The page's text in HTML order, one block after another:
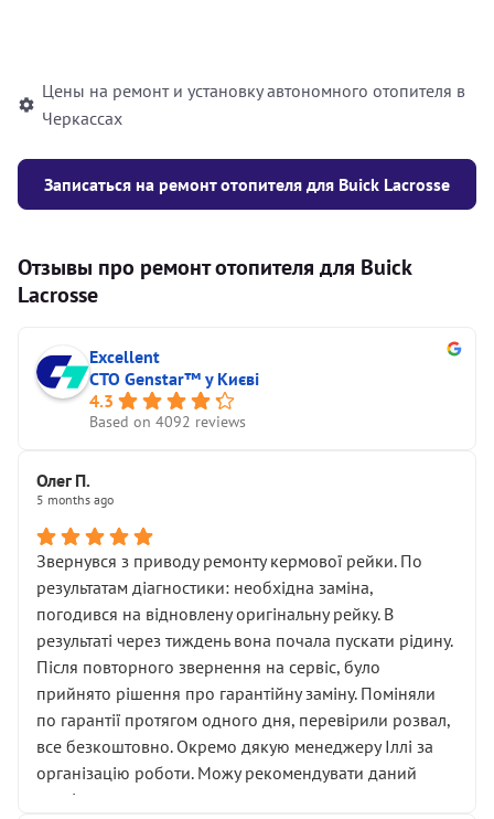
Цены на ремонт и установку автономного отопителя в
Черкассах
Записаться на ремонт отопителя для Buick Lacrosse
Отзывы про ремонт отопителя для Buick
Lacrosse
Excellent
СТО Genstar™ у Києві
4.3
Based on 4092 reviews
Олег П.
5 months ago
Звернувся з приводу ремонту кермової рейки. По
результатам діагностики: необхідна заміна,
погодився на відновлену оригінальну рейку. В
результаті через тиждень вона почала пускати рідину.
Після повторного звернення на сервіс, було
прийнято рішення про гарантійну заміну. Поміняли
по гарантії протягом одного дня, перевірили розвал,
все безкоштовно. Окремо дякую менеджеру Іллі за
організацію роботи. Можу рекомендувати даний
сервіс.